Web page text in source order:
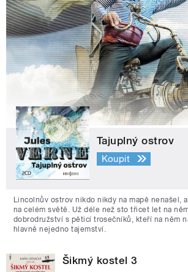
Tajuplný ostrov
Koupit
Lincolnův ostrov nikdo nikdy na mapě nenašel,
na celém světě. Už déle než sto třicet let na
dobrodružství s pěticí trosečníků, kteří na něm
hlavně nejedno tajemství.
Šikmý kostel 3